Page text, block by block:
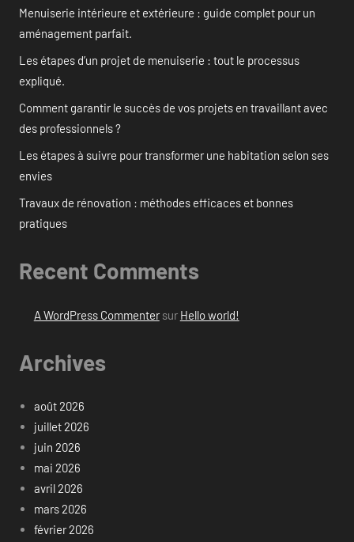
Menuiserie intérieure et extérieure : guide complet pour un
aménagement parfait.
Les étapes d’un projet de menuiserie : tout le processus
expliqué.
Comment garantir le succès de vos projets en travaillant avec
des professionnels ?
Les étapes à suivre pour transformer une habitation selon ses
envies
Travaux de rénovation : méthodes efficaces et bonnes
pratiques
Recent Comments
A WordPress Commentersur Hello world!
Archives
août 2026
juillet 2026
juin 2026
mai 2026
avril 2026
mars 2026
février 2026